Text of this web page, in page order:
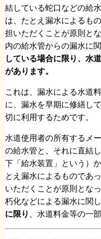
結している蛇口などの給
は、たとえ漏水によるも
担いただくことが原則と
内の給水管からの漏水に関
している場合に限り、水
があります。
これは、漏水による水道
に、漏水を早期に修繕し
切に利用するためです。
水道使用者の所有するメ
の給水管と、それに直結
下「給水装置」という）
とえ漏水によるものであ
いただくことが原則とな
朽化などによる漏水に関し
に限り
、水道料金等の一